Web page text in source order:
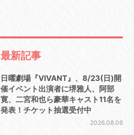
最新記事
日曜劇場『VIVANT』、8/23(日)開
催イベント出演者に堺雅人、阿部
寛、二宮和也ら豪華キャスト11名を
発表！チケット抽選受付中
2026.08.06